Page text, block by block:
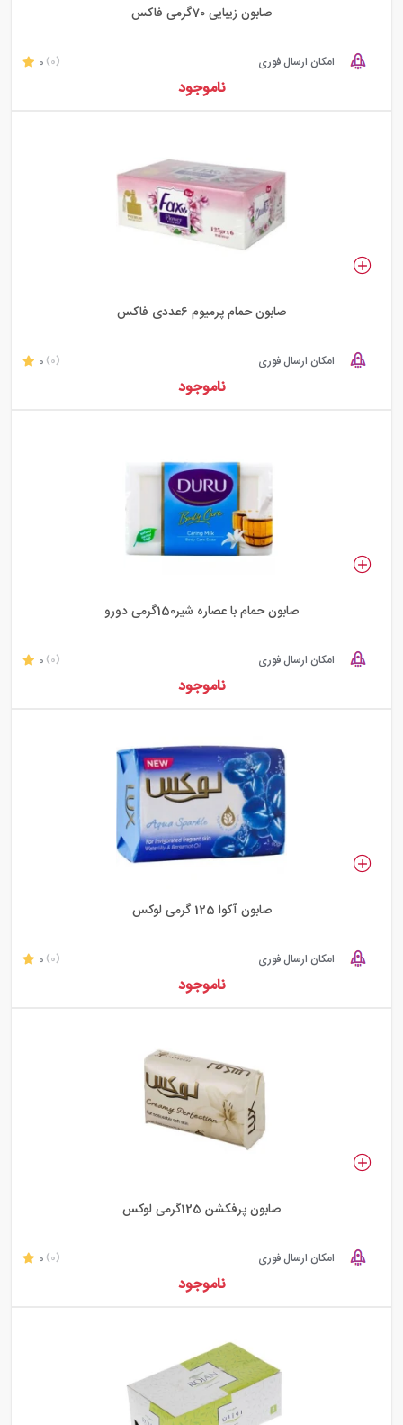
صابون زیبایی 70گرمی فاکس
امکان ارسال فوری 0 (0)
ناموجود
صابون حمام پرمیوم 6عددی فاکس
امکان ارسال فوری 0 (0)
ناموجود
صابون حمام با عصاره شیر150گرمی دورو
امکان ارسال فوری 0 (0)
ناموجود
صابون آکوا 125 گرمی لوکس
امکان ارسال فوری 0 (0)
ناموجود
صابون پرفکشن 125گرمی لوکس
امکان ارسال فوری 0 (0)
ناموجود